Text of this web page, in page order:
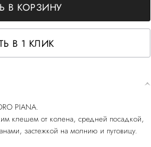
В КОРЗИНУ
В 1 КЛИК
PIANA.
клешем от колена, средней посадкой,